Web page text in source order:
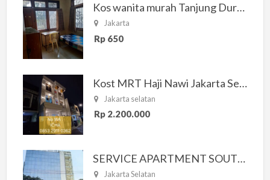
Kos wanita murah Tanjung Duren Jakarta Barat
Jakarta
Rp 650
Kost MRT Haji Nawi Jakarta Selatan
Jakarta selatan
Rp 2.200.000
SERVICE APARTMENT SOUTH RESIDENCE
Jakarta Selatan